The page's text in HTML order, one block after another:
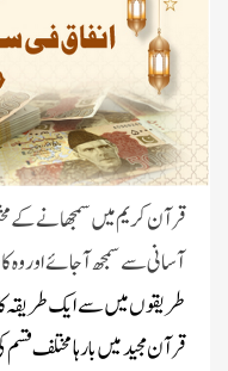
قرآن کریم میں سمجھانے کے
آسانی سے سمجھ آ جائے اور وہ
طریقوں میں سے ایک طریقہ
قرآن مجید میں بارہا مختلف